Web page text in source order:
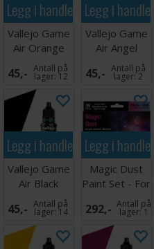
Vallejo # 76.003
Legg i handlekurven
Vallejo Game
Air Orange
Fire
45,- Antall på
lager: 12
Legg i
Vallejo Game
Air Angel
Green
45,- Antall på
lager:2
Legg i handlekurven
Vallejo Game
Air Black
45,- Antall på
lager: 14
Legg i
Magic Dust
Paint Set - For
Airbrush
292,- Antall på
lager:1